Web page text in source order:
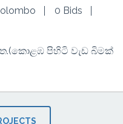
0 Bids
පිහිටි වැඩ බිමක්